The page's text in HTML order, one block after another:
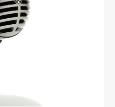
pueden
elegir
en
la